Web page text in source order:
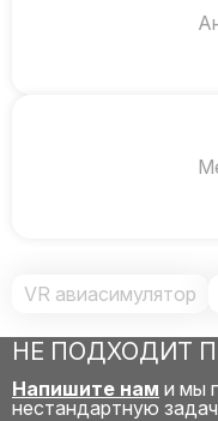
VR авиасимулятор
НЕ ПОДХОДИТ
Напишите нам и мы
нестандартную